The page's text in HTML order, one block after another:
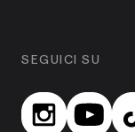
SEGUICI SU